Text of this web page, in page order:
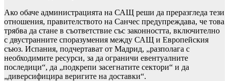
Ако обаче администрацията на САЩ реши да преразгледа тези
отношения, правителството на Санчес предупреждава, че това
трябва да стане в съответствие със законността, включително
с двустранните споразумения между САЩ и Европейския
съюз. Испания, подчертават от Мадрид, „разполага с
необходимите ресурси, за да ограничи евентуалните
последици“, да „подкрепи засегнатите сектори“ и да
„диверсифицира веригите на доставки“.